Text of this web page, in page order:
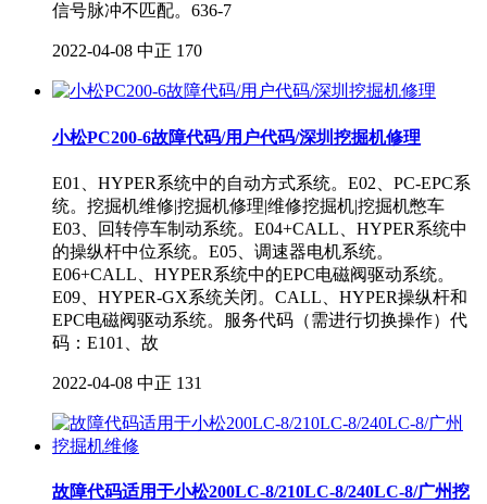
信号脉冲不匹配。636-7
2022-04-08 中正 170
小松PC200-6故障代码/用户代码/深圳挖掘机修理
E01、HYPER系统中的自动方式系统。E02、PC-EPC系
统。挖掘机维修|挖掘机修理|维修挖掘机|挖掘机憋车
E03、回转停车制动系统。E04+CALL、HYPER系统中
的操纵杆中位系统。E05、调速器电机系统。
E06+CALL、HYPER系统中的EPC电磁阀驱动系统。
E09、HYPER-GX系统关闭。CALL、HYPER操纵杆和
EPC电磁阀驱动系统。服务代码（需进行切换操作）代
码：E101、故
2022-04-08 中正 131
故障代码适用于小松200LC-8/210LC-8/240LC-8/广州挖